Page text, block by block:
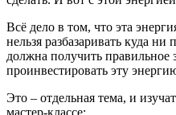
Всё дело в том, что эта
нельзя разбазаривать куда
должна получить правильное
проинвестировать эту
Это – отдельная тема, и
мастер-классе: